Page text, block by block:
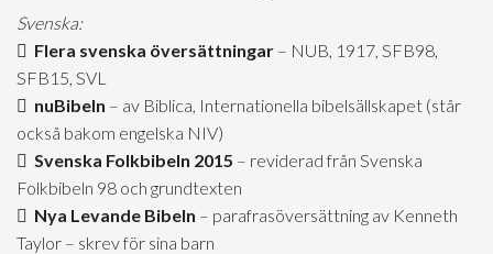
Svenska:
Flera svenska översättningar – NUB, 1917, SFB98,
SFB15, SVL
nuBibeln – av Biblica, Internationella bibelsällskapet (står
också bakom engelska NIV)
Svenska Folkbibeln 2015 – reviderad från Svenska
Folkbibeln 98 och grundtexten
Nya Levande Bibeln – parafrasöversättning av Kenneth
Taylor – skrev för sina barn